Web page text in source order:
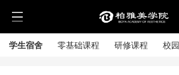
学生宿舍 零基础课程 研修课程 校